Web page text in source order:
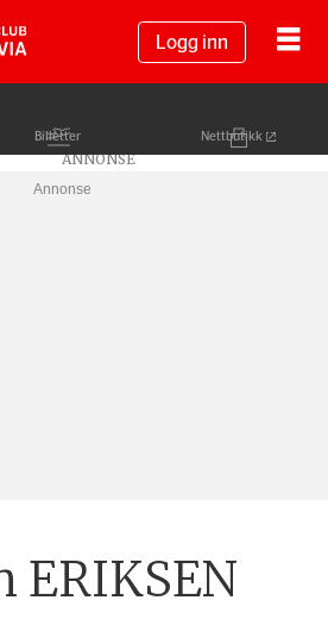
Logg inn
Billetter Nettbutikk
Annonse
ERIKSEN